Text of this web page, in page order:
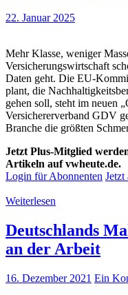
22. Januar 2025
Mehr Klasse, weniger
Versicherungswirtschaft
Daten geht. Die EU-
plant, die
gehen soll, steht im neuen
Versichererverband GDV
Branche die größten
Jetzt Plus-Mitglied
Artikeln auf vwheute.de.
Login für Abonnenten Jetzt
Weiterlesen
Deutschlands
an der Arbeit
16. Dezember 2021 Ein